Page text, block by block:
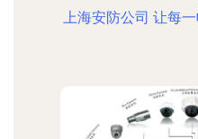
上海安防公司 让每